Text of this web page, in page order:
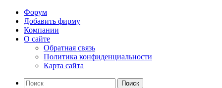
Форум
Добавить фирму
Компании
О сайте
Обратная связь
Политика конфиденциальности
Карта сайта
Поиск